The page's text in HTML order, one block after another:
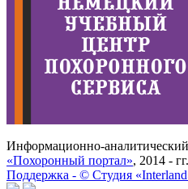
Информационно-аналитический
«Похоронный портал», 2014 - гг.
Поддержка - © Cтудия